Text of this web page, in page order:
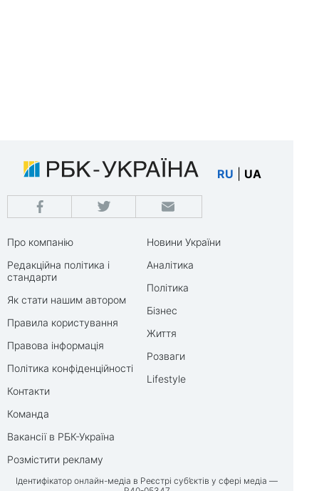
RU UA
Про компанію
Редакційна політика і
стандарти
Як стати нашим автором
Правила користування
Правова інформація
Політика конфіденційності
Контакти
Команда
Вакансії в РБК-Україна
Розмістити рекламу
Новини України
Аналітика
Політика
Бізнес
Життя
Розваги
Lifestyle
Ідентифікатор онлайн-медіа в Реєстрі суб’єктів у сфері медіа —